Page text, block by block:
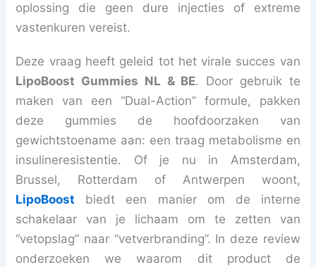
oplossing die geen dure injecties of extreme
vastenkuren vereist.
Deze vraag heeft geleid tot het virale succes van
LipoBoost Gummies NL & BE. Door gebruik te
maken van een “Dual-Action” formule, pakken
deze gummies de hoofdoorzaken van
gewichtstoename aan: een traag metabolisme en
insulineresistentie. Of je nu in Amsterdam,
Brussel, Rotterdam of Antwerpen woont,
LipoBoost biedt een manier om de interne
schakelaar van je lichaam om te zetten van
“vetopslag” naar “vetverbranding”. In deze review
onderzoeken we waarom dit product de